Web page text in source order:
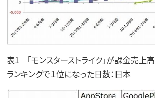
表1 「モンスターストライク」が課金売上高
ランキングで１位になった日数：日本